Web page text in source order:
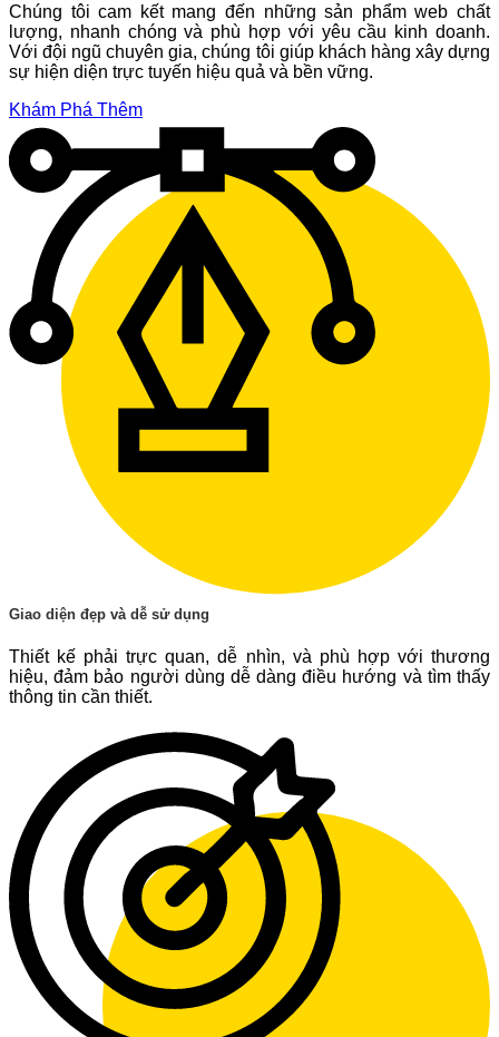
Chúng tôi cam kết mang đến những sản phẩm web chất
lượng, nhanh chóng và phù hợp với yêu cầu kinh doanh.
Với đội ngũ chuyên gia, chúng tôi giúp khách hàng xây dựng
sự hiện diện trực tuyến hiệu quả và bền vững.
Khám Phá Thêm
Giao diện đẹp và dễ sử dụng
Thiết kế phải trực quan, dễ nhìn, và phù hợp với thương
hiệu, đảm bảo người dùng dễ dàng điều hướng và tìm thấy
thông tin cần thiết.